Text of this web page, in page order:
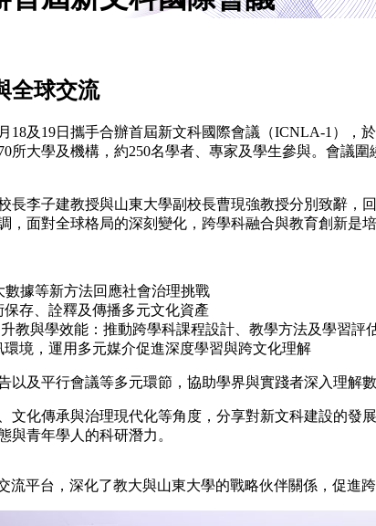
全球交流
18及19日攜手合辦首屆新文科國際會議（ICNLA-1）
所大學及機構，約250名學者、專家及學生參與。會議
長李子建教授與山東大學副校長曹現強教授分別致辭
，面對全球格局的深刻變化，跨學科融合與教育創新是
據等新方法回應社會治理挑戰
存、詮釋及傳播多元文化資產
教與學效能：推動跨學科課程設計、教學方法及學習評
境，運用多元媒介促進深度學習與跨文化理解
以及平行會議等多元環節，協助學界與實踐者深入理解
文化傳承與治理現代化等角度，分享對新文科建設的
與青年學人的科研潛力。
平台，深化了教大與山東大學的戰略伙伴關係，促進